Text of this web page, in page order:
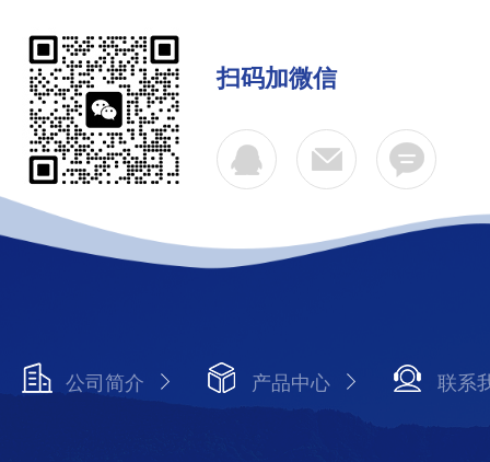
扫码加微信
公司简介 产品中心 联系